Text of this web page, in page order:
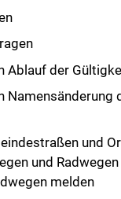
Ablauf der
Namensänderung
und
und
melden